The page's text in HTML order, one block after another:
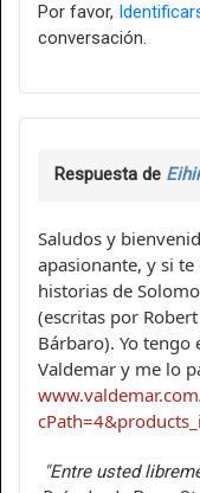
Por favor,
conversación.
Respuesta de Eihir
Saludos y
apasionante, y si
historias de
(escritas por
Bárbaro). Yo
Valdemar y me lo
"Entre usted